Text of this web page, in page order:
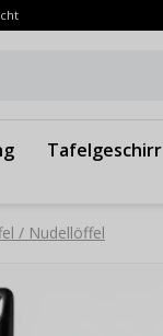
Tafelgeschirr
/ Nudellöffel